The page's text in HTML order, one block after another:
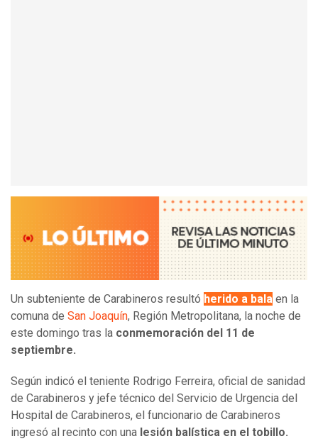
Un subteniente de Carabineros resultó herido a bala en la
comuna de San Joaquín, Región Metropolitana, la noche de
este domingo tras la conmemoración del 11 de
septiembre.
Según indicó el teniente Rodrigo Ferreira, oficial de sanidad
de Carabineros y jefe técnico del Servicio de Urgencia del
Hospital de Carabineros, el funcionario de Carabineros
ingresó al recinto con una lesión balística en el tobillo.